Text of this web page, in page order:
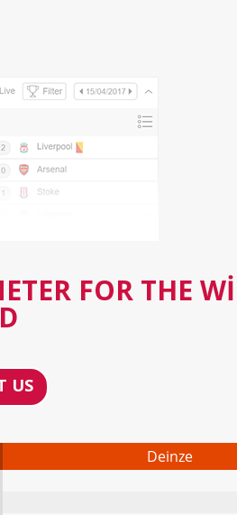
FOR THE
US
Deinze